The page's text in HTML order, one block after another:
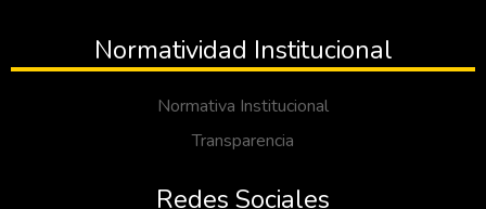
Normatividad Institucional
Normativa Institucional
Transparencia
Redes Sociales